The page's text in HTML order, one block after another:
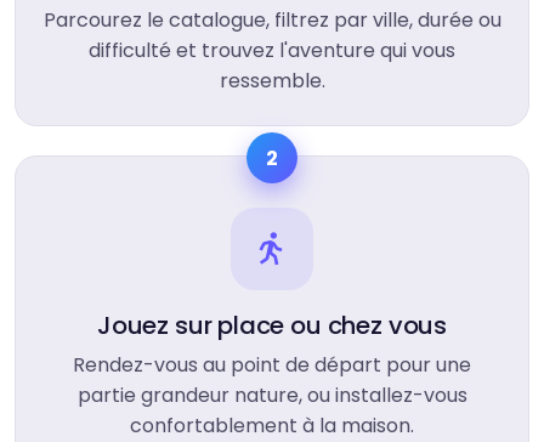
Parcourez le catalogue, filtrez par ville, durée ou
difficulté et trouvez l'aventure qui vous
ressemble.
2
Jouez sur place ou chez vous
Rendez-vous au point de départ pour une
partie grandeur nature, ou installez-vous
confortablement à la maison.